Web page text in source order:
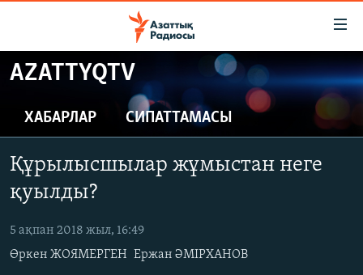
Skip
to
content
to
main
Navigation
Skip
Search
ЖАҢАЛЫҚТАР
САЯСАТ
ҚАҢТАР ОҚИҒАСЫ
АДАМ ҚҰҚЫҚТАРЫ
ӘЛЕУМЕТ
ӘЛЕМ
AZATTYQTV
ХАБАРЛАР СИПАТТАМАСЫ
Құрылысшылар жұмыстан неге
қуылды?
5 ақпан 2018 жыл, 16:49
Өркен ЖОЯМЕРГЕН Ержан ӘМІРХАНОВ